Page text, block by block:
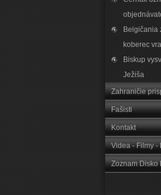
Belgičania
koberec
Biskup
Ježiša
Zahraničie
Fašisti
Kontakt
Videa - Filmy -
Zoznam Disko